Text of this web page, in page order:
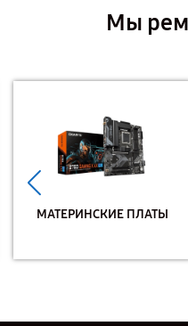
Мы
МАТЕРИНСКИЕ ПЛАТЫ